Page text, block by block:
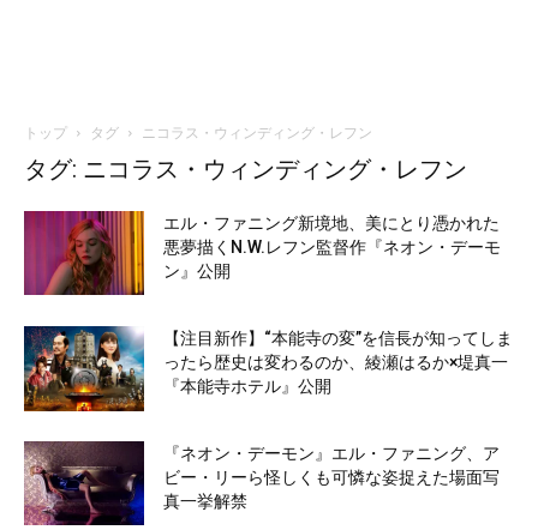
トップ タグ ニコラス・ウィンディング・レフン
タグ: ニコラス・ウィンディング・レフン
エル・ファニング新境地、美にとり憑かれた
悪夢描くN.W.レフン監督作『ネオン・デーモ
ン』公開
【注目新作】“本能寺の変”を信長が知ってしま
ったら歴史は変わるのか、綾瀬はるか×堤真一
『本能寺ホテル』公開
『ネオン・デーモン』エル・ファニング、ア
ビー・リーら怪しくも可憐な姿捉えた場面写
真一挙解禁